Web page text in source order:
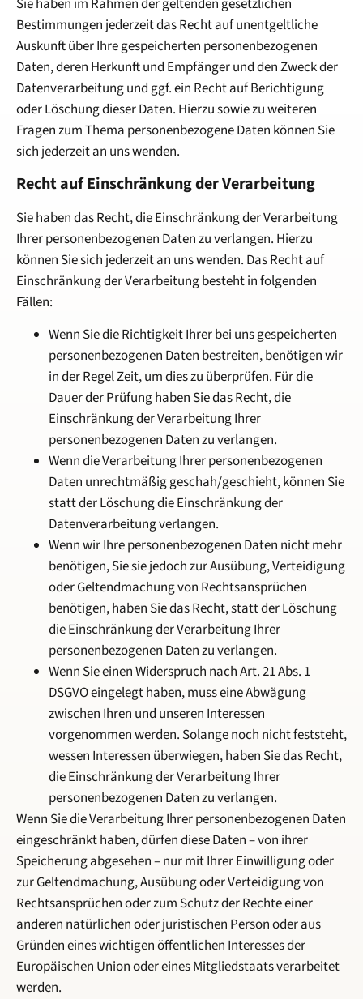
Sie haben im Rahmen der geltenden gesetzlichen
Bestimmungen jederzeit das Recht auf unentgeltliche
Auskunft über Ihre gespeicherten personenbezogenen
Daten, deren Herkunft und Empfänger und den Zweck der
Datenverarbeitung und ggf. ein Recht auf Berichtigung
oder Löschung dieser Daten. Hierzu sowie zu weiteren
Fragen zum Thema personenbezogene Daten können Sie
sich jederzeit an uns wenden.
Recht auf Einschränkung der Verarbeitung
Sie haben das Recht, die Einschränkung der Verarbeitung
Ihrer personenbezogenen Daten zu verlangen. Hierzu
können Sie sich jederzeit an uns wenden. Das Recht auf
Einschränkung der Verarbeitung besteht in folgenden
Fällen:
Wenn Sie die Richtigkeit Ihrer bei uns gespeicherten
personenbezogenen Daten bestreiten, benötigen wir
in der Regel Zeit, um dies zu überprüfen. Für die
Dauer der Prüfung haben Sie das Recht, die
Einschränkung der Verarbeitung Ihrer
personenbezogenen Daten zu verlangen.
Wenn die Verarbeitung Ihrer personenbezogenen
Daten unrechtmäßig geschah/geschieht, können Sie
statt der Löschung die Einschränkung der
Datenverarbeitung verlangen.
Wenn wir Ihre personenbezogenen Daten nicht mehr
benötigen, Sie sie jedoch zur Ausübung, Verteidigung
oder Geltendmachung von Rechtsansprüchen
benötigen, haben Sie das Recht, statt der Löschung
die Einschränkung der Verarbeitung Ihrer
personenbezogenen Daten zu verlangen.
Wenn Sie einen Widerspruch nach Art. 21 Abs. 1
DSGVO eingelegt haben, muss eine Abwägung
zwischen Ihren und unseren Interessen
vorgenommen werden. Solange noch nicht feststeht,
wessen Interessen überwiegen, haben Sie das Recht,
die Einschränkung der Verarbeitung Ihrer
personenbezogenen Daten zu verlangen.
Wenn Sie die Verarbeitung Ihrer personenbezogenen Daten
eingeschränkt haben, dürfen diese Daten – von ihrer
Speicherung abgesehen – nur mit Ihrer Einwilligung oder
zur Geltendmachung, Ausübung oder Verteidigung von
Rechtsansprüchen oder zum Schutz der Rechte einer
anderen natürlichen oder juristischen Person oder aus
Gründen eines wichtigen öffentlichen Interesses der
Europäischen Union oder eines Mitgliedstaats verarbeitet
werden.